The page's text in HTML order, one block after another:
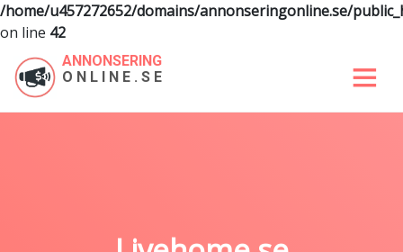
/home/u457272652/domains/annonseringonline.se/
on line 42
ANNONSERING
ONLINE.SE